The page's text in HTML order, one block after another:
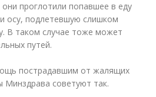
проглотили попавшее в еду
осу, подлетевшую слишком
В таком случае тоже может
путей.
пострадавшим от жалящих
Минздрава советуют так.